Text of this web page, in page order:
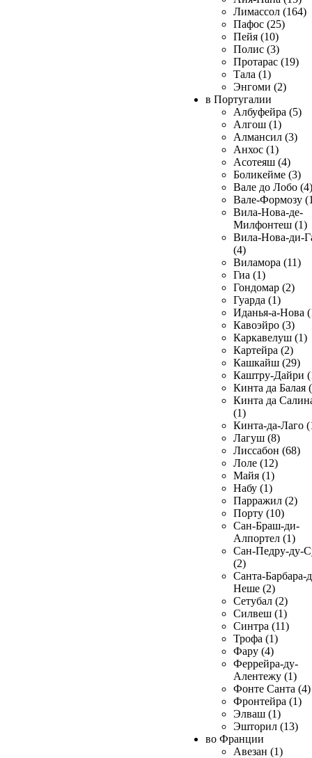
Лимассол (164)
Пафос (25)
Пейя (10)
Полис (3)
Протарас (19)
Тала (1)
Энгоми (2)
в Португалии
Албуфейра (5)
Алгош (1)
Алмансил (3)
Анхос (1)
Асотеяш (4)
Боликейме (3)
Вале до Лобо (4)
Вале-Формозу
Вила-Нова-де-
Милфонтеш (1)
Вила-Нова-ди-
(4)
Виламора (11)
Гиа (1)
Гондомар (2)
Гуарда (1)
Иданья-а-Нова
Кавоэйро (3)
Каркавелуш (1)
Картейра (2)
Кашкайш (29)
Каштру-Дайри
Кинта да Балая
Кинта да
(1)
Кинта-да-Лаго
Лагуш (8)
Лиссабон (68)
Лоле (12)
Майя (1)
Набу (1)
Парражил (2)
Порту (10)
Сан-Браш-ди-
Алпортел (1)
Сан-Педру-ду-
(2)
Санта-Барбара-
Неше (2)
Сетубал (2)
Силвеш (1)
Синтра (11)
Трофа (1)
Фару (4)
Феррейра-ду-
Алентежу (1)
Фонте Санта (4)
Фронтейра (1)
Элваш (1)
Эшторил (13)
во Франции
Авезан (1)